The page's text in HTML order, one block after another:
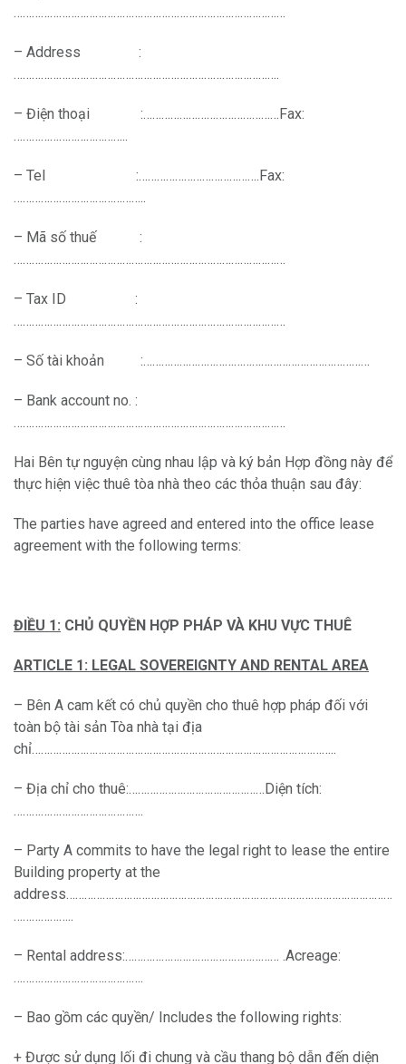
………………………………………………………………………………
– Address :
…………………………………………………………………………….
– Điện thoại :………………………………………Fax:
………………………………..
– Tel :………………………………….Fax:
……………………………………..
– Mã số thuế :
………………………………………………………………………………
– Tax ID :
………………………………………………………………………………
– Số tài khoản :…………………………………………………………………
– Bank account no. :
………………………………………………………………………………
Hai Bên tự nguyện cùng nhau lập và ký bản Hợp đồng này để
thực hiện việc thuê tòa nhà theo các thỏa thuận sau đây:
The parties have agreed and entered into the office lease
agreement with the following terms:
ĐIỀU 1: CHỦ QUYỀN HỢP PHÁP VÀ KHU VỰC THUÊ
ARTICLE 1: LEGAL SOVEREIGNTY AND RENTAL AREA
– Bên A cam kết có chủ quyền cho thuê hợp pháp đối với
toàn bộ tài sản Tòa nhà tại địa
chỉ………………………………………………………………………………………..
– Địa chỉ cho thuê:………………………………………Diện tích:
…………………………………….
– Party A commits to have the legal right to lease the entire
Building property at the
address………………………………………………………………………………………………
………………..
– Rental address:…………………………………………… .Acreage:
…………………………………….
– Bao gồm các quyền/ Includes the following rights:
+ Được sử dụng lối đi chung và cầu thang bộ dẫn đến diện